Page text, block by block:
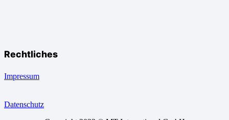
Rechtliches
Impressum
Datenschutz